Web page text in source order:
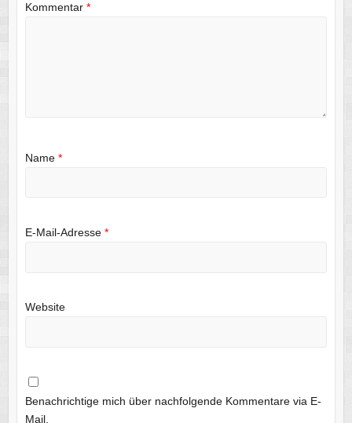
Kommentar *
Name *
E-Mail-Adresse *
Website
Benachrichtige mich über nachfolgende Kommentare via E-
Mail.